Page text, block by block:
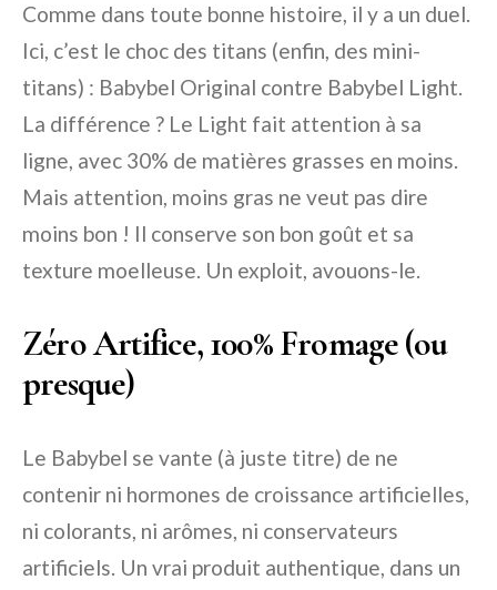
Comme dans toute bonne histoire, il y a un duel.
Ici, c’est le choc des titans (enfin, des mini-
titans) : Babybel Original contre Babybel Light.
La différence ? Le Light fait attention à sa
ligne, avec 30% de matières grasses en moins.
Mais attention, moins gras ne veut pas dire
moins bon ! Il conserve son bon goût et sa
texture moelleuse. Un exploit, avouons-le.
Zéro Artifice, 100% Fromage (ou
presque)
Le Babybel se vante (à juste titre) de ne
contenir ni hormones de croissance artificielles,
ni colorants, ni arômes, ni conservateurs
artificiels. Un vrai produit authentique, dans un